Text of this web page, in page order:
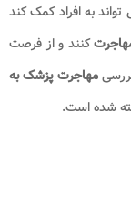
به افراد کمک کند
کنند و از فرصت
مهاجرت پزشک به
شده است.